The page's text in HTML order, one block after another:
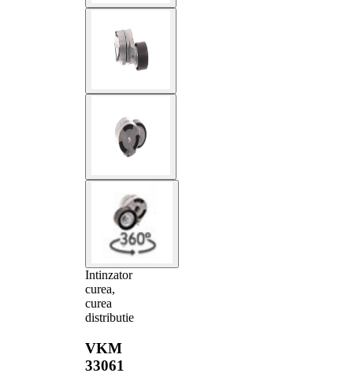
Intinzator
curea,
curea
distributie
VKM
33061